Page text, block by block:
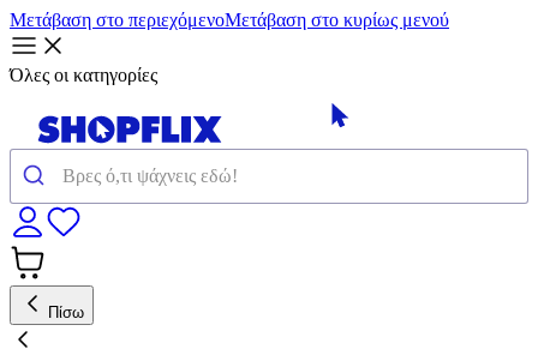
Μετάβαση στο περιεχόμενοΜετάβαση στο κυρίως μενού
Όλες οι κατηγορίες
Πίσω